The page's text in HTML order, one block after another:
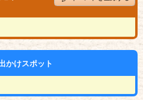
かけスポット